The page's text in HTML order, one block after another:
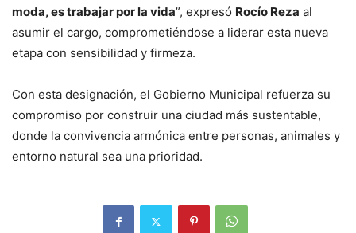
moda, es trabajar por la vida”, expresó Rocío Reza al
asumir el cargo, comprometiéndose a liderar esta nueva
etapa con sensibilidad y firmeza.
Con esta designación, el Gobierno Municipal refuerza su
compromiso por construir una ciudad más sustentable,
donde la convivencia armónica entre personas, animales y
entorno natural sea una prioridad.